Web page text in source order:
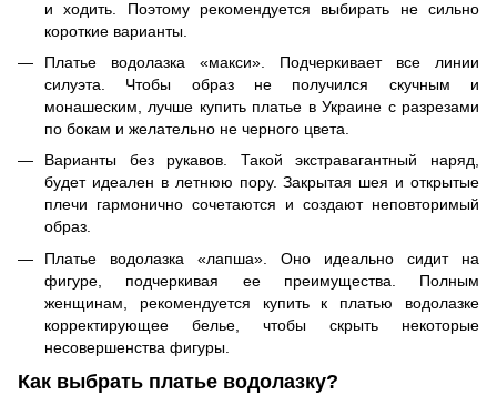
и ходить. Поэтому рекомендуется выбирать не сильно
короткие варианты.
Платье водолазка «макси». Подчеркивает все линии
силуэта. Чтобы образ не получился скучным и
монашеским, лучше купить платье в Украине с разрезами
по бокам и желательно не черного цвета.
Варианты без рукавов. Такой экстравагантный наряд,
будет идеален в летнюю пору. Закрытая шея и открытые
плечи гармонично сочетаются и создают неповторимый
образ.
Платье водолазка «лапша». Оно идеально сидит на
фигуре, подчеркивая ее преимущества. Полным
женщинам, рекомендуется купить к платью водолазке
корректирующее белье, чтобы скрыть некоторые
несовершенства фигуры.
Как выбрать платье водолазку?